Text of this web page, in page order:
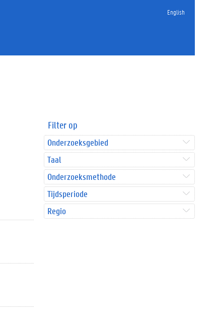
English
Filter op
Onderzoeksgebied
Taal
Onderzoeksmethode
Tijdsperiode
Regio